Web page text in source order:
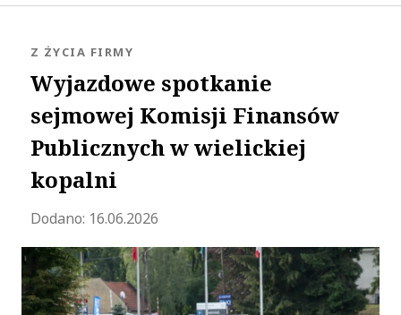
Wyjazdowe spotkanie
sejmowej Komisji Finansów
Publicznych w wielickiej
kopalni
KATEGORIA:
Z ŻYCIA FIRMY
Dodano: 16.06.2026Zaktualizowano 2026-06-16 12:59:32